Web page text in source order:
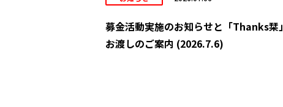
募金活動実施のお知らせと「Thanks栞」
お渡しのご案内 (2026.7.6)